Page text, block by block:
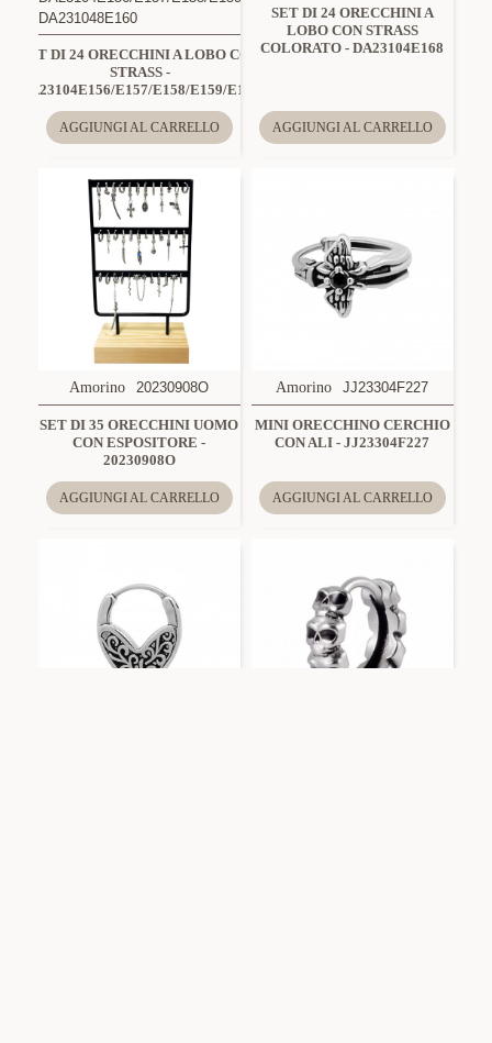
DA231048E160
SET DI 24 ORECCHINI A LOBO CON
STRASS -
DA23104E156/E157/E158/E159/E160
AGGIUNGI AL CARRELLO
SET DI 24 ORECCHINI A
LOBO CON STRASS
COLORATO - DA23104E168
AGGIUNGI AL CARRELLO
Amorino 20230908O
SET DI 35 ORECCHINI UOMO
CON ESPOSITORE -
20230908O
AGGIUNGI AL CARRELLO
Amorino JJ23304F227
MINI ORECCHINO CERCHIO
CON ALI - JJ23304F227
AGGIUNGI AL CARRELLO